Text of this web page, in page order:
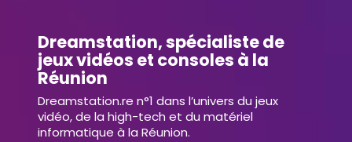
Dreamstation, spécialiste de
jeux vidéos et consoles à la
Réunion
Dreamstation.re n°1 dans l’univers du jeux
vidéo, de la high-tech et du matériel
informatique à la Réunion.